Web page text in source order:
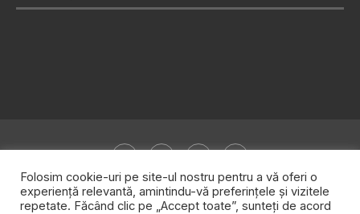
Folosim cookie-uri pe site-ul nostru pentru a vă oferi o
experiență relevantă, amintindu-vă preferințele și vizitele
repetate. Făcând clic pe „Accept toate”, sunteți de acord